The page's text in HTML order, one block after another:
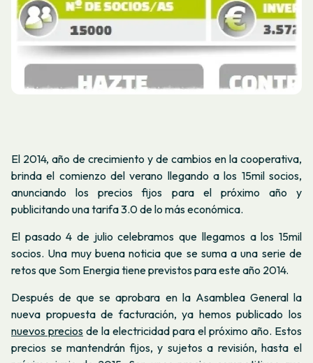
El 2014, año de crecimiento y de cambios en la cooperativa,
brinda el comienzo del verano llegando a los 15mil socios,
anunciando los precios fijos para el próximo año y
publicitando una tarifa 3.0 de lo más económica.
El pasado 4 de julio celebramos que llegamos a los 15mil
socios. Una muy buena noticia que se suma a una serie de
retos que Som Energia tiene previstos para este año 2014.
Después de que se aprobara en la Asamblea General la
nueva propuesta de facturación, ya hemos publicado los
nuevos precios de la electricidad para el próximo año. Estos
precios se mantendrán fijos, y sujetos a revisión, hasta el